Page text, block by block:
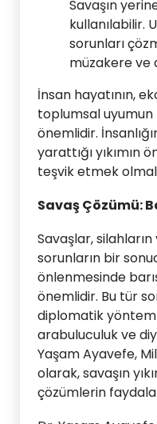
Savaşın
kullanılabilir.
sorunları
müzakere ve
İnsan hayatının,
toplumsal uyumun
önemlidir.
yarattığı yıkımın
teşvik etmek
Savaş Çözümü:
Savaşlar, silahların
sorunların bir
önlenmesinde
önemlidir. Bu tür
diplomatik
arabuluculuk ve
Yaşam Ayavefe,
olarak, savaşın
çözümlerin